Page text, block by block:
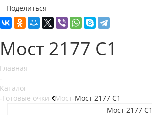
Поделиться
Мост 2177 C1
Главная
-
Каталог
-Готовые очки- Мост-Мост 2177 C1
Мост 2177 C1